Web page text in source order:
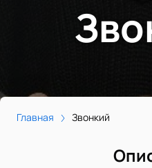
Главная Звонкий